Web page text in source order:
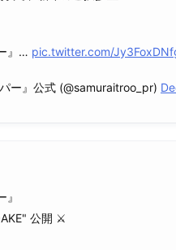
』… pic.twitter.com/
ー』公式 (@samuraitroo_pr)
公開 ⚔